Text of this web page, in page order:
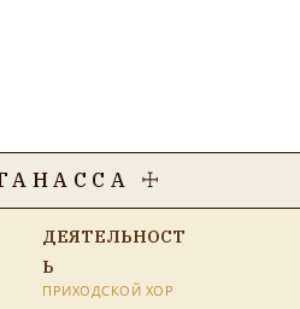
☩
ДЕЯТЕЛЬНОСТ
Ь
ПРИХОДСКОЙ ХОР